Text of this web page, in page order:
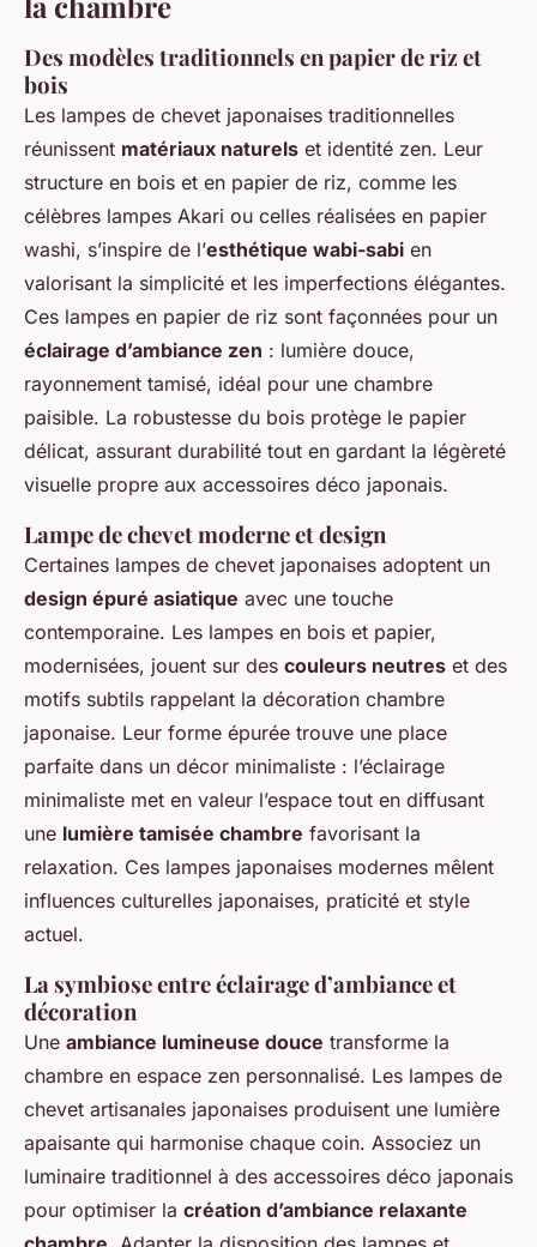
Des modèles traditionnels en papier de riz et
bois
Les lampes de chevet japonaises traditionnelles
réunissent matériaux naturels et identité zen. Leur
structure en bois et en papier de riz, comme les
célèbres lampes Akari ou celles réalisées en papier
washi, s’inspire de l’esthétique wabi-sabi en
valorisant la simplicité et les imperfections élégantes.
Ces lampes en papier de riz sont façonnées pour un
éclairage d’ambiance zen : lumière douce,
rayonnement tamisé, idéal pour une chambre
paisible. La robustesse du bois protège le papier
délicat, assurant durabilité tout en gardant la légèreté
visuelle propre aux accessoires déco japonais.
Lampe de chevet moderne et design
Certaines lampes de chevet japonaises adoptent un
design épuré asiatique avec une touche
contemporaine. Les lampes en bois et papier,
modernisées, jouent sur des couleurs neutres et des
motifs subtils rappelant la décoration chambre
japonaise. Leur forme épurée trouve une place
parfaite dans un décor minimaliste : l’éclairage
minimaliste met en valeur l’espace tout en diffusant
une lumière tamisée chambre favorisant la
relaxation. Ces lampes japonaises modernes mêlent
influences culturelles japonaises, praticité et style
actuel.
La symbiose entre éclairage d’ambiance et
décoration
Une ambiance lumineuse douce transforme la
chambre en espace zen personnalisé. Les lampes de
chevet artisanales japonaises produisent une lumière
apaisante qui harmonise chaque coin. Associez un
luminaire traditionnel à des accessoires déco japonais
pour optimiser la création d’ambiance relaxante